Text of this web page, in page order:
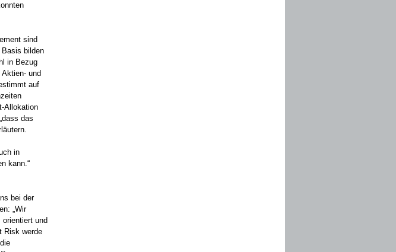
sind
Basis bilden
in Bezug
und
auf
Allokation
das
in
kann.“
bei der
„Wir
und
Risk werde